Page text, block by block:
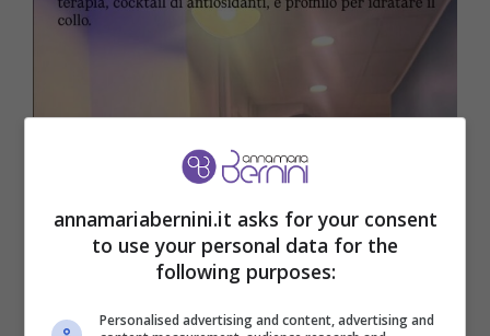
annamariabernini.it asks for your consent
to use your personal data for the
following purposes:
Personalised advertising and content, advertising and